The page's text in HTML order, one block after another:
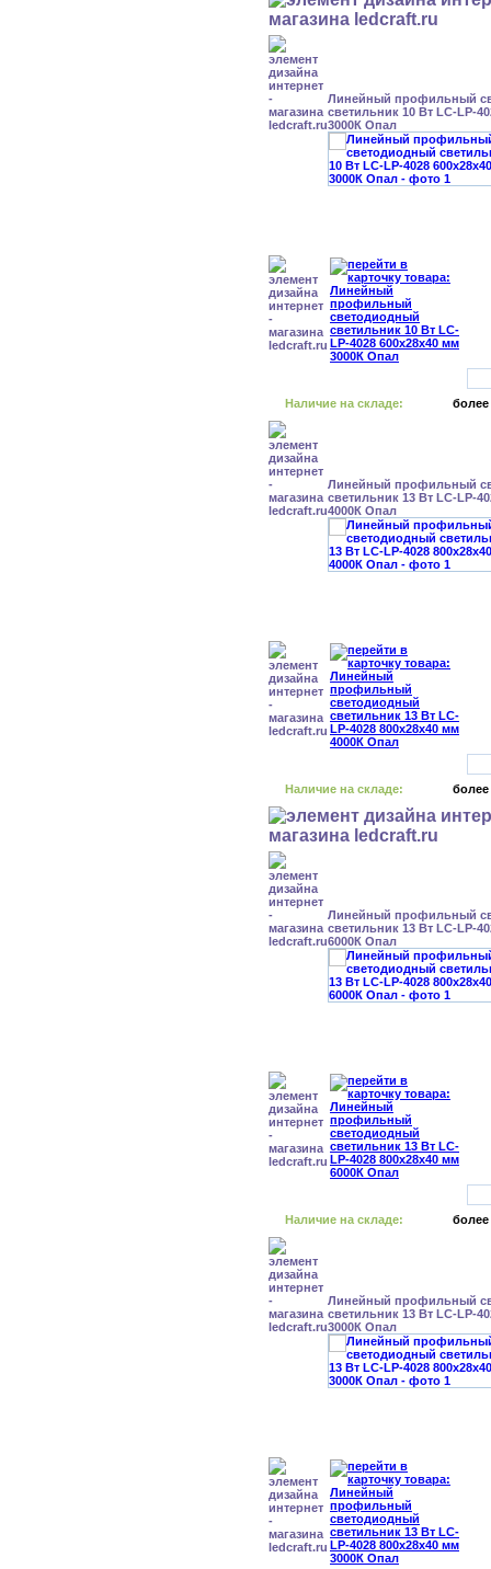
Линейный профильный
светильник 10 Вт LC-LP-
3000К Опал
Наличие на складе: более
Линейный профильный
светильник 13 Вт LC-LP-
4000К Опал
Наличие на складе: более
Линейный профильный
светильник 13 Вт LC-LP-
6000К Опал
Наличие на складе: более
Линейный профильный
светильник 13 Вт LC-LP-
3000К Опал